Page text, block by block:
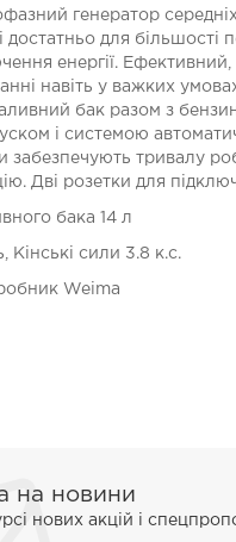
генератор
достатньо для більшості
енергії.
навіть у важких
бак разом з
і системою
забезпечують тривалу
Дві розетки для
бака 14 л
Кінські сили 3.8 к.с.
Weima
на новини
нових акцій і